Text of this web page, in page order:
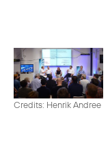
Credits: Henrik Andree